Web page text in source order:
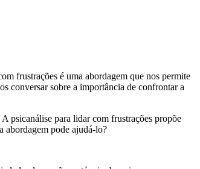
frustrações é uma abordagem que nos permite
conversar sobre a importância de confrontar a
psicanálise para lidar com frustrações propõe
abordagem pode ajudá-lo?